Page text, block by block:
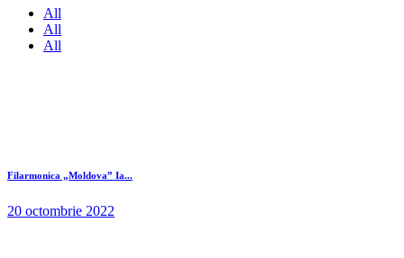
All
All
All
Filarmonica „Moldova” Ia...
20 octombrie 2022